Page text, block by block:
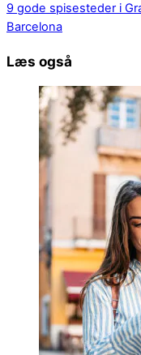
9 gode spisesteder i
Barcelona
Læs også